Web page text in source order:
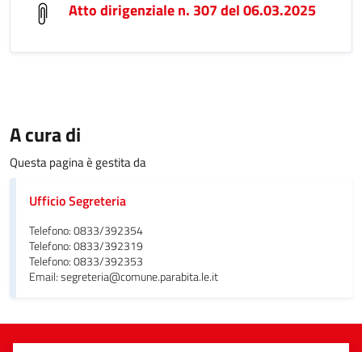
Atto dirigenziale n. 307 del 06.03.2025
A cura di
Questa pagina è gestita da
Ufficio Segreteria
Telefono: 0833/392354
Telefono: 0833/392319
Telefono: 0833/392353
Email: segreteria@comune.parabita.le.it